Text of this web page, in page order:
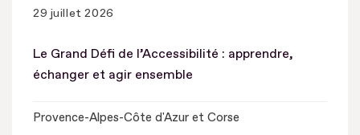
29 juillet 2026
Le Grand Défi de l’Accessibilité : apprendre,
échanger et agir ensemble
Provence-Alpes-Côte d'Azur et Corse